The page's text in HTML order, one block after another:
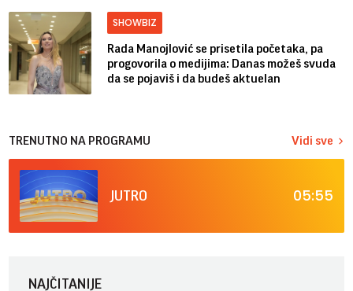
SHOWBIZ
Rada Manojlović se prisetila početaka, pa
progovorila o medijima: Danas možeš svuda
da se pojaviš i da budeš aktuelan
TRENUTNO NA PROGRAMU Vidi sve
JUTRO 05:55
NAJČITANIJE